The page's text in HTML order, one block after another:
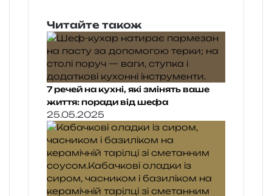
Читайте також
7 речей на кухні, які змінять ваше
життя: поради від шефа
25.05.2025